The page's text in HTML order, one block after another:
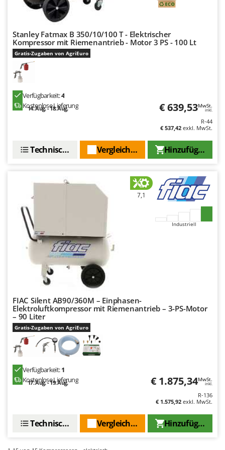
WIDU
Wiper EcoRobot
Wolf Garten
Wortex
Worx
Y Yard Force
ZGrills
Zomax
Stanley Fatmax B 350/10/100 T - Elektrischer
Kompressor mit Riemenantrieb - Motor 3 PS - 100 Lt
Gratis-Zugaben von AgriEuro
Verfügbarkeit:4
Kostenlose Lieferung
14. Aug. - 18. Aug. € 639,53MwSt.
inkl.
R-44
€ 537,42 exkl. MwSt.
Hinzufügen
Vergleichen Sie
Technische Daten
7,1
Industriell
FIAC Silent AB90/360M – Einphasen-
Elektroluftkompressor mit Riemenantrieb – 3-PS-Motor
– 90 Liter
Gratis-Zugaben von AgriEuro
Verfügbarkeit:1
Kostenlose Lieferung
17. Aug. - 19. Aug. € 1.875,34MwSt.
inkl.
R-136
€ 1.575,92 exkl. MwSt.
Hinzufügen
Vergleichen Sie
Technische Daten